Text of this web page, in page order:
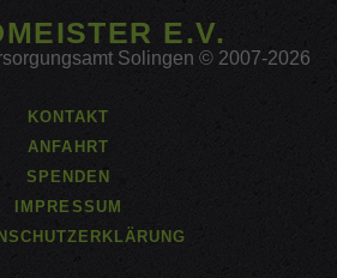
E.V.
Solingen © 2007-2026
KONTAKT
ANFAHRT
SPENDEN
IMPRESSUM